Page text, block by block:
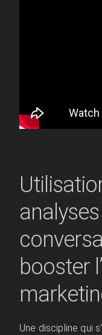
analyses
booster
Une discipline qui